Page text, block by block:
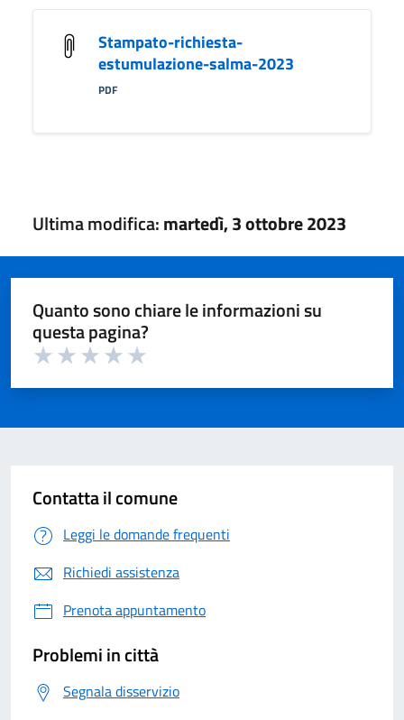
Stampato-richiesta-
estumulazione-salma-2023
PDF
Ultima modifica:martedì, 3 ottobre 2023
Quanto sono chiare le informazioni su
questa pagina?
Contatta il comune
Leggi le domande frequenti
Richiedi assistenza
Prenota appuntamento
Problemi in città
Segnala disservizio